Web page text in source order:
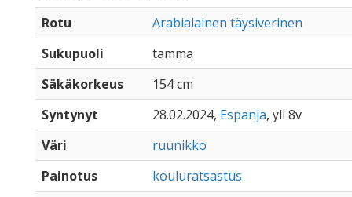
Rotu
Arabialainen täysiverinen
Sukupuoli
tamma
Säkäkorkeus
154 cm
Syntynyt
28.02.2024, Espanja, yli 8v
Väri
ruunikko
Painotus
kouluratsastus